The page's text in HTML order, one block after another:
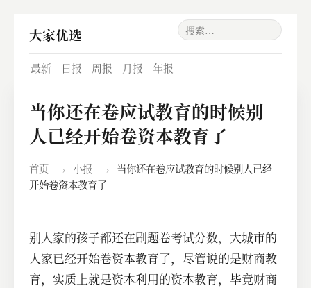
大家优选
最新 日报 周报 月报 年报
当你还在卷应试教育的时候别
人已经开始卷资本教育了
首页 › 小报 ›
当你还在卷应试教育的时候别人已经
开始卷资本教育了
别人家的孩子都还在刷题卷考试分数，大城市的
人家已经开始卷资本教育了，尽管说的是财商教
育，实质上就是资本利用的资本教育，毕竟财商